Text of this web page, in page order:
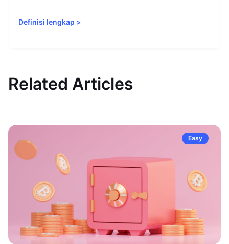
Definisi lengkap >
Related Articles
Easy